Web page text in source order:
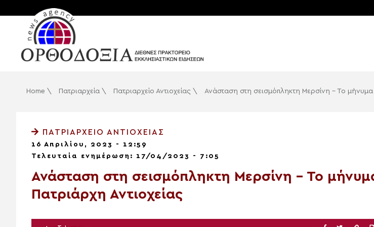
Home \ Πατριαρχεία \ Πατριαρχείο Αντιοχείας \ Ανάσταση στη σεισμόπληκτη Μερσίνη – Το μήνυμα
ΠΑΤΡΙΑΡΧΕΊΟ ΑΝΤΙΟΧΕΊΑΣ
16 Απριλίου, 2023 - 12:59
Τελευταία ενημέρωση: 17/04/2023 - 7:05
Ανάσταση στη σεισμόπληκτη Μερσίνη – Το
Πατριάρχη Αντιοχείας